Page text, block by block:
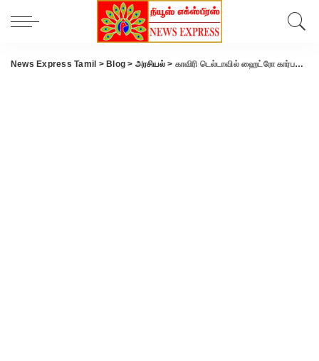
News Express Tamil > Blog > அரசியல்> காவிரி டெல்டாவில் ஹைட்ரோ கார்பன் எடுக்க திமுக அரசு அனுமதி..? முதல்வரிடம் விளக்கம் கேட்கும் டிடிவி.தினகரன்..!